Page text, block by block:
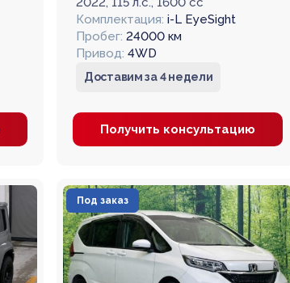
Комплектация: i-L EyeSight
Пробег: 24000 км
Привод: 4WD
Доставим за 4 недели
Получить консультацию
Под заказ